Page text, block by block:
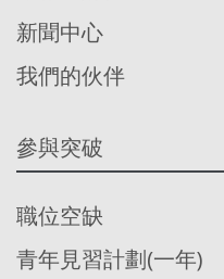
新聞中心
我們的伙伴
參與突破
職位空缺
青年見習計劃(一年)